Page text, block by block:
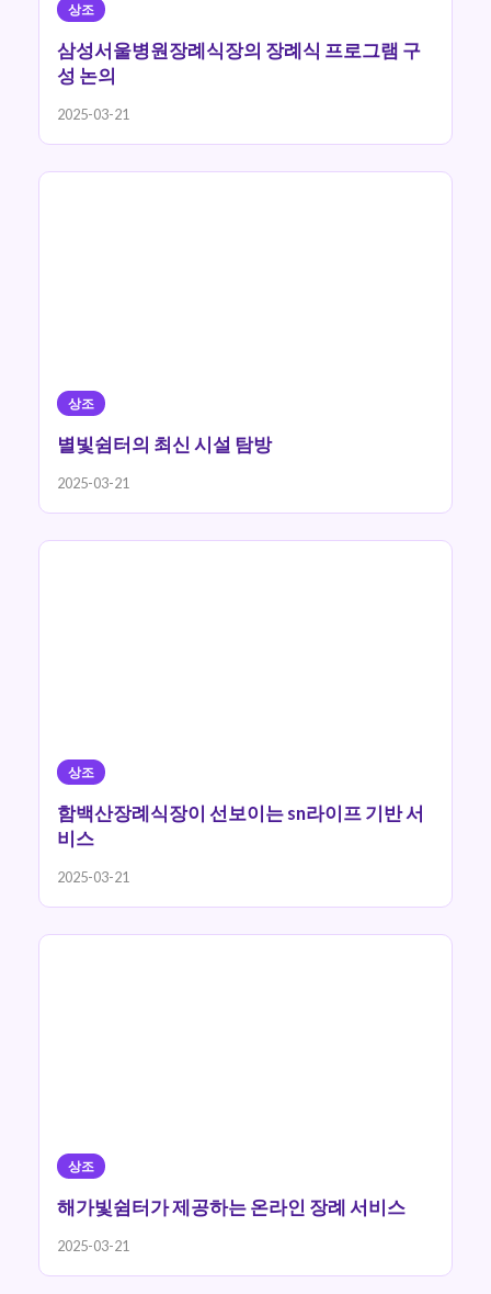
상조
삼성서울병원장례식장의 장례식 프로그램 구
성 논의
2025-03-21
상조
별빛쉼터의 최신 시설 탐방
2025-03-21
상조
함백산장례식장이 선보이는 sn라이프 기반 서
비스
2025-03-21
상조
해가빛쉼터가 제공하는 온라인 장례 서비스
2025-03-21